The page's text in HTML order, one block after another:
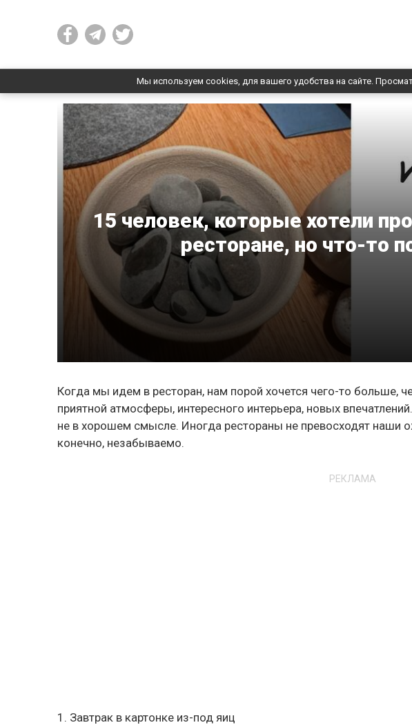
Мы используем cookies, для вашего удобства на сайте.
15 человек, которые хотели
ресторане, но что-то
Когда мы идем в ресторан, нам порой хочется чего-то больше,
приятной атмосферы, интересного интерьера, новых
не в хорошем смысле. Иногда рестораны не превосходят наши
конечно, незабываемо.
РЕКЛАМА
1. Завтрак в картонке из-под яиц